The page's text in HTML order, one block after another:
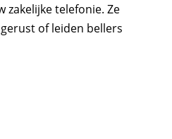
zakelijke telefonie. Ze
of leiden bellers